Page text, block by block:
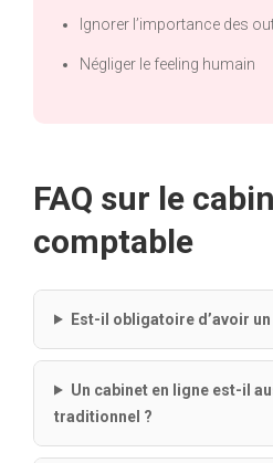
Ignorer l’importance des
Négliger le feeling humain
FAQ sur le
comptable
Est-il obligatoire d’avoir
Un cabinet en ligne est-il
traditionnel ?